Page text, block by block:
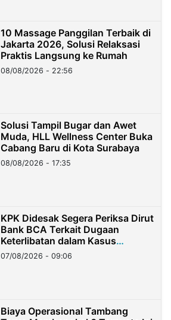
10 Massage Panggilan Terbaik di
Jakarta 2026, Solusi Relaksasi
Praktis Langsung ke Rumah
08/08/2026 - 22:56
Solusi Tampil Bugar dan Awet
Muda, HLL Wellness Center Buka
Cabang Baru di Kota Surabaya
08/08/2026 - 17:35
KPK Didesak Segera Periksa Dirut
Bank BCA Terkait Dugaan
Keterlibatan dalam Kasus
Hilangnya Dana Nasabah Rp2,58
Miliar
07/08/2026 - 09:06
Biaya Operasional Tambang